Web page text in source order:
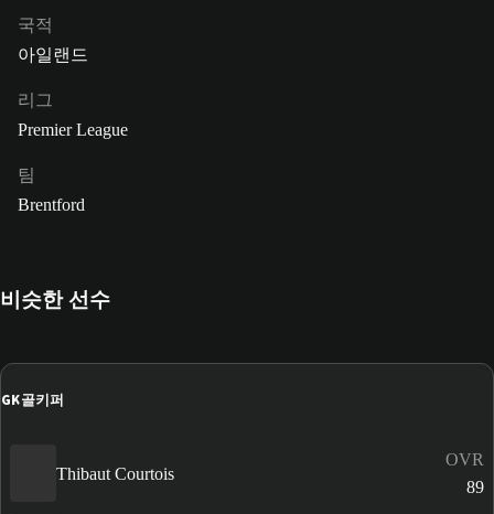
국적
아일랜드
리그
Premier League
팀
Brentford
비슷한 선수
GK골키퍼
Thibaut Courtois
OVR
89